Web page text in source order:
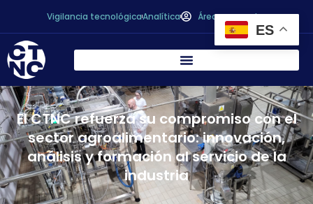
Vigilancia tecnológicaAnalítica Área personal
El CTNC refuerza su compromiso con el
sector agroalimentario: innovación,
análisis y formación al servicio de la
industria
ES